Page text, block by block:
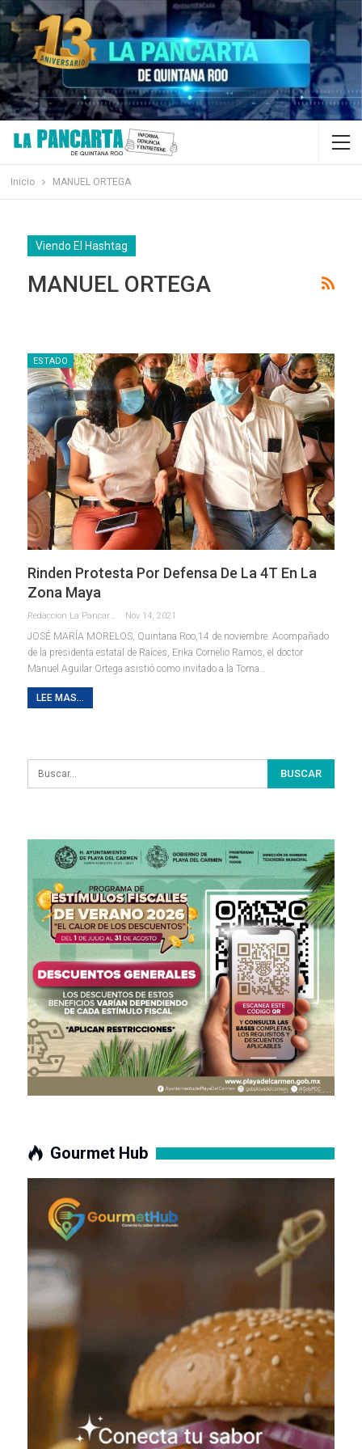
Inicio MANUEL ORTEGA
Viendo El Hashtag
MANUEL ORTEGA
ESTADO
Rinden Protesta Por Defensa De La 4T En La
Zona Maya
Redaccion La Pancarta De Quintana Roo Nov 14, 2021
JOSÉ MARÍA MORELOS, Quintana Roo,14 de noviembre. Acompañado
de la presidenta estatal de Raíces, Erika Cornelio Ramos, el doctor
Manuel Aguilar Ortega asistió como invitado a la Toma…
LEE MAS...
Gourmet Hub